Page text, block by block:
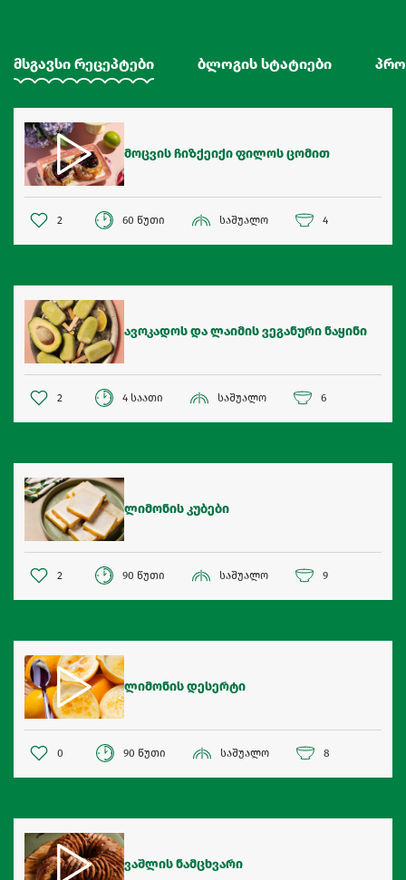
მსგავსი რეცეპტები ბლოგის სტატიები
მოცვის ჩიზქეიქი ფილოს ცომით
2 60 წუთი საშუალო 4
ავოკადოს და ლაიმის ვეგანური ნაყინი
2 4 საათი საშუალო 6
ლიმონის კუბები
2 90 წუთი საშუალო 9
ლიმონის დესერტი
0 90 წუთი საშუალო 8
ვაშლის ნამცხვარი